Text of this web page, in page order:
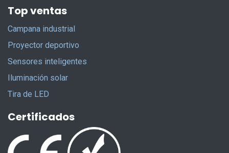
Top ventas
Campana industrial
Proyector deportivo
Sensores inteligentes
Iluminación solar
Tira de LED
Certificados